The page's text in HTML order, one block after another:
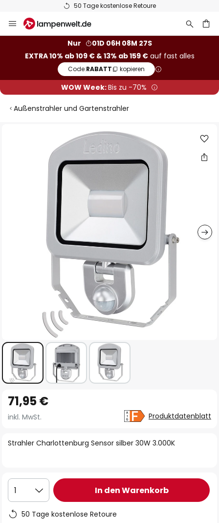
50 Tage kostenlose Retoure
Inhalt
Nur
01D 06H 08M 26S
EXTRA 10% ab 109 € & 13% ab 159 €auf fast alles
Code:RABATT kopieren
WOW Week:Bis zu -70%
Außenstrahler und Gartenstrahler
Anfang
der
springen
Strahler Charlottenburg Sensor silber 30W 3.000K
71,95 €
inkl. MwSt. Produktdatenblatt
1 In den Warenkorb
50 Tage kostenlose Retoure